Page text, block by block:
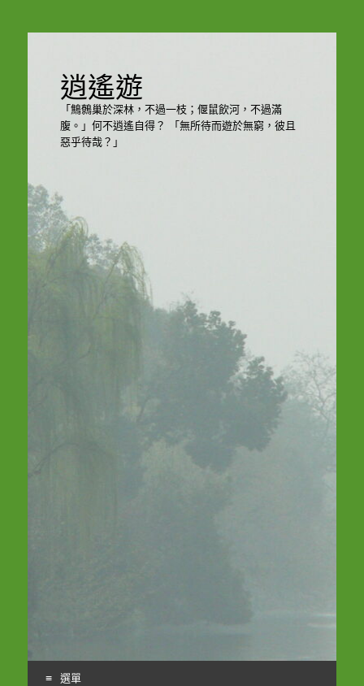
逍遙遊
「鷦鷯巢於深林，不過一枝；偃鼠飲河，不過滿
腹。」何不逍遙自得？ 「無所待而遊於無窮，彼且
惡乎待哉？」
選單